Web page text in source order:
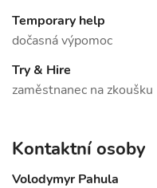
Temporary help
dočasná výpomoc
Try & Hire
zaměstnanec na zkoušku
Kontaktní osoby
Volodymyr Pahula